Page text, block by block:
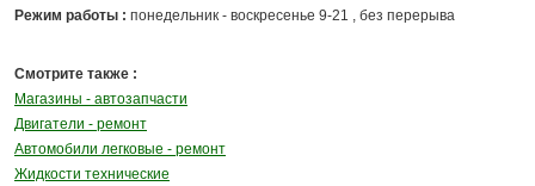
Режим работы : понедельник - воскресенье 9-21 , без перерыва
Смотрите также :
Магазины - автозапчасти
Двигатели - ремонт
Автомобили легковые - ремонт
Жидкости технические